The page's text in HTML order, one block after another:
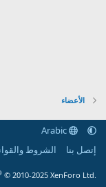
الأعضاء
Arabic
إتصل بنا
الشروط
© 2010-2025 XenForo Ltd.